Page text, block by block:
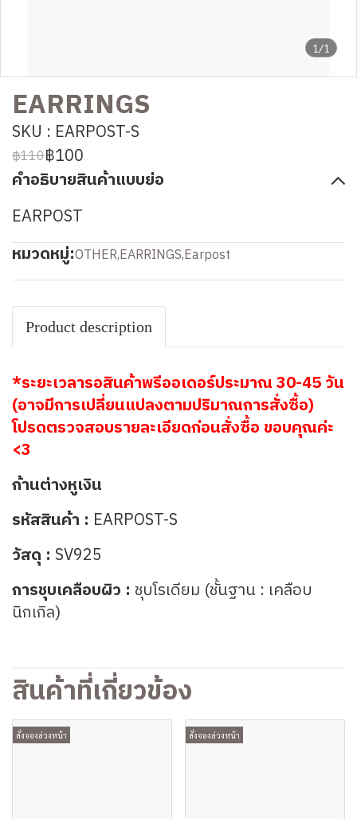
1/1
EARRINGS
SKU : EARPOST-S
฿110฿100
คำอธิบายสินค้าแบบย่อ
EARPOST
หมวดหมู่:OTHER,EARRINGS,Earpost
Product description
*ระยะเวลารอสินค้าพรีออเดอร์ประมาณ 30-45 วัน
(อาจมีการเปลี่ยนแปลงตามปริมาณการสั่งซื้อ)
โปรดตรวจสอบรายละเอียดก่อนสั่งซื้อ ขอบคุณค่ะ
<3
ก้านต่างหูเงิน
รหัสสินค้า : EARPOST-S
วัสดุ : SV925
การชุบเคลือบผิว : ชุบโรเดียม (ชั้นฐาน : เคลือบ
นิกเกิล)
สินค้าที่เกี่ยวข้อง
สั่งจองล่วงหน้า สั่งจองล่วงหน้า